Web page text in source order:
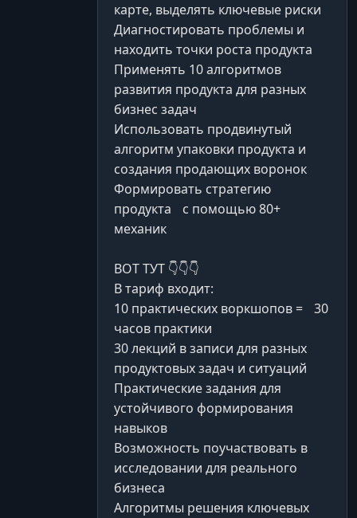
карте, выделять ключевые риски
Диагностировать проблемы и
находить точки роста продукта
Применять 10 алгоритмов
развития продукта для разных
бизнес задач
Использовать продвинутый
алгоритм упаковки продукта и
создания продающих воронок
Формировать стратегию
продукта с помощью 80+
механик
ВОТ ТУТ 👇👇👇
В тариф входит:
10 практических воркшопов = 30
часов практики
30 лекций в записи для разных
продуктовых задач и ситуаций
Практические задания для
устойчивого формирования
навыков
Возможность поучаствовать в
исследовании для реального
бизнеса
Алгоритмы решения ключевых